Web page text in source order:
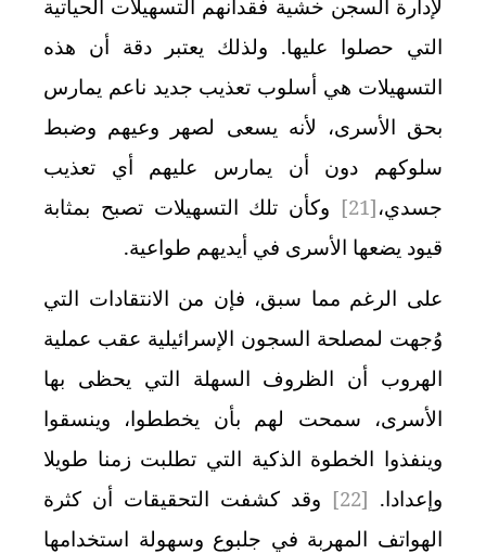
لإدارة السجن خشية فقدانهم التسهيلات الحياتية
التي حصلوا عليها. ولذلك يعتبر دقة أن هذه
التسهيلات هي أسلوب تعذيب جديد ناعم يمارس
بحق الأسرى، لأنه يسعى لصهر وعيهم وضبط
سلوكهم دون أن يمارس عليهم أي تعذيب
جسدي،[21] وكأن تلك التسهيلات تصبح بمثابة
قيود يضعها الأسرى في أيديهم طواعية.
على الرغم مما سبق، فإن من الانتقادات التي
وُجهت لمصلحة السجون الإسرائيلية عقب عملية
الهروب أن الظروف السهلة التي يحظى بها
الأسرى، سمحت لهم بأن يخططوا، وينسقوا
وينفذوا الخطوة الذكية التي تطلبت زمنا طويلا
وإعدادا. [22] وقد كشفت التحقيقات أن كثرة
الهواتف المهربة في جلبوع وسهولة استخدامها